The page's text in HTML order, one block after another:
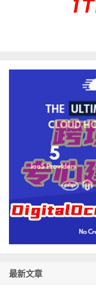
最新文章